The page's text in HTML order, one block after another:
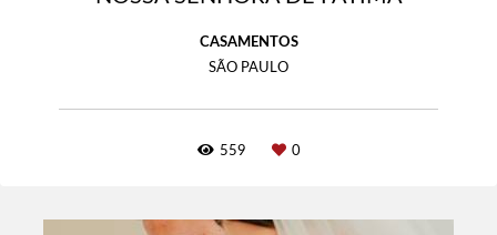
CASAMENTOS
SÃO PAULO
559 0